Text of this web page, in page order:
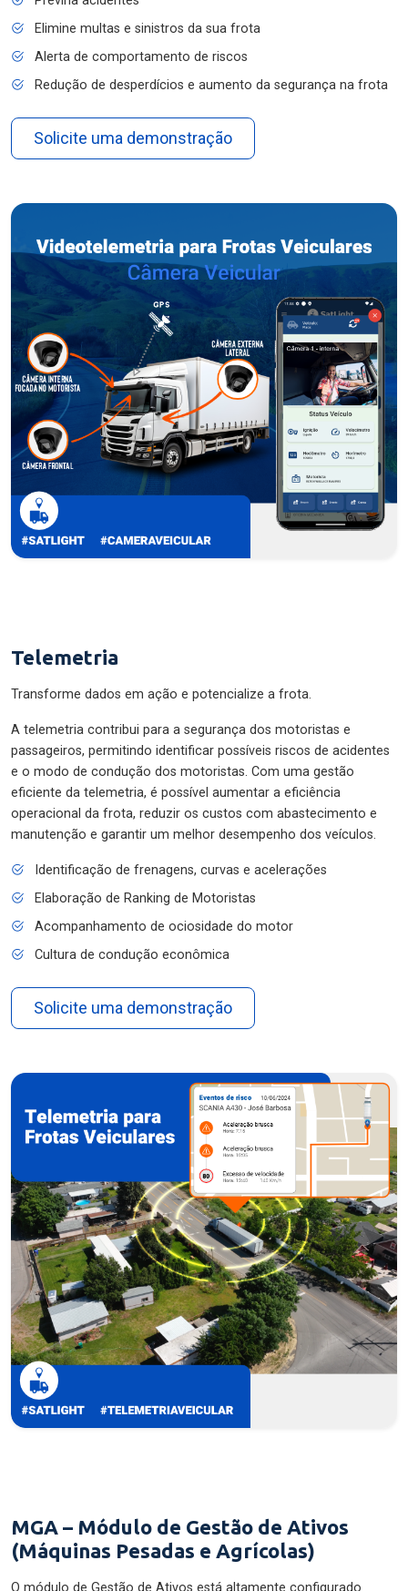
Elimine multas e sinistros da sua frota
Alerta de comportamento de riscos
Redução de desperdícios e aumento da segurança na frota
Solicite uma demonstração
Telemetria
Transforme dados em ação e potencialize a frota.
A telemetria contribui para a segurança dos motoristas e
passageiros, permitindo identificar possíveis riscos de acidentes
e o modo de condução dos motoristas. Com uma gestão
eficiente da telemetria, é possível aumentar a eficiência
operacional da frota, reduzir os custos com abastecimento e
manutenção e garantir um melhor desempenho dos veículos.
Identificação de frenagens, curvas e acelerações
Elaboração de Ranking de Motoristas
Acompanhamento de ociosidade do motor
Cultura de condução econômica
Solicite uma demonstração
MGA – Módulo de Gestão de Ativos
(Máquinas Pesadas e Agrícolas)
O módulo de Gestão de Ativos está altamente configurado